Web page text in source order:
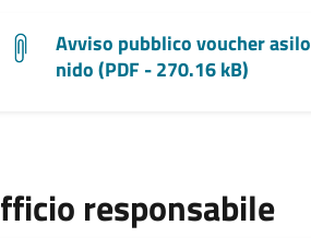
Avviso pubblico voucher asilo
nido (PDF - 270.16 kB)
responsabile